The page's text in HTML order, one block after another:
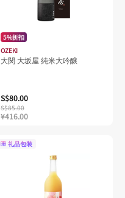
5%折扣
OZEKI
大関 大坂屋 純米大吟醸
S$80.00
S$85.00
¥416.00
礼品包装